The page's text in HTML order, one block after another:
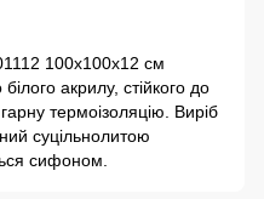
100x100x12 см
акрилу, стійкого до
термоізоляцію. Виріб
суцільнолитою
сифоном.